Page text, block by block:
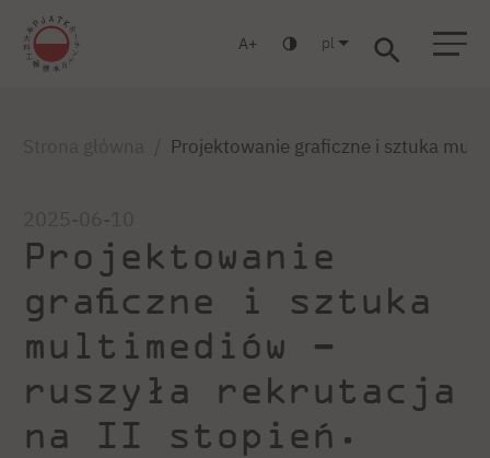
A pl
Projektowanie graficzne i sztuka
Projektowanie
graficzne i sztuka
multimediów –
ruszyła rekrutacja
na II stopień.